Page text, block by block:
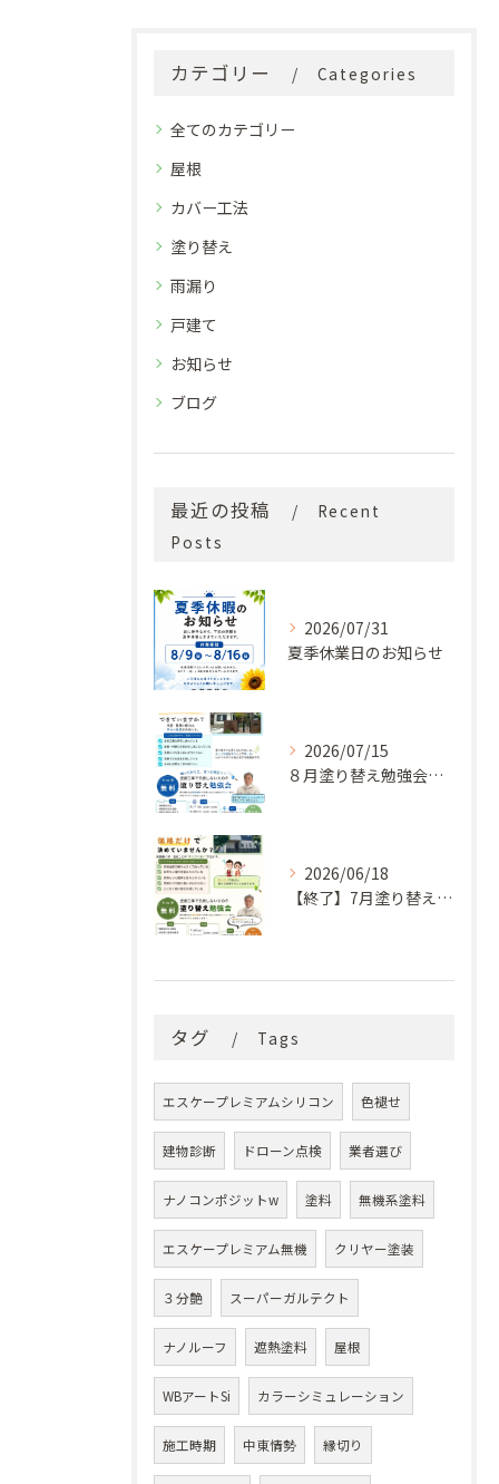
カテゴリー Categories
全てのカテゴリー
屋根
カバー工法
塗り替え
雨漏り
戸建て
お知らせ
ブログ
最近の投稿
Recent
Posts
2026/07/31
夏季休業日のお知らせ
2026/07/15
８月塗り替え勉強会開催のお知らせ
2026/06/18
【終了】7月塗り替え勉強会のお知らせ
タグ Tags
エスケープレミアムシリコン 色褪せ
建物診断 ドローン点検 業者選び
ナノコンポジットw 塗料 無機系塗料
エスケープレミアム無機 クリヤー塗装
３分艶 スーパーガルテクト
ナノルーフ 遮熱塗料 屋根
WBアートSi カラーシミュレーション
施工時期 中東情勢 縁切り